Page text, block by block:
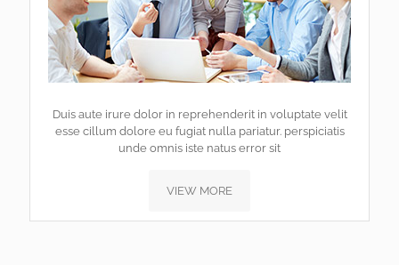
Duis aute irure dolor in reprehenderit in voluptate velit
esse cillum dolore eu fugiat nulla pariatur. perspiciatis
unde omnis iste natus error sit
VIEW MORE